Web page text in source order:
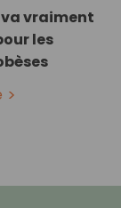
va vraiment
les